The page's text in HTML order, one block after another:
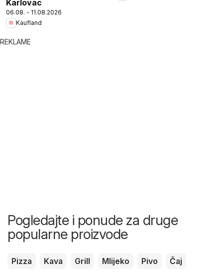
Karlovac
06.08. - 11.08.2026
Kaufland
REKLAME
Pogledajte i ponude za druge
popularne proizvode
Pizza Kava Grill Mlijeko Pivo
Čaj